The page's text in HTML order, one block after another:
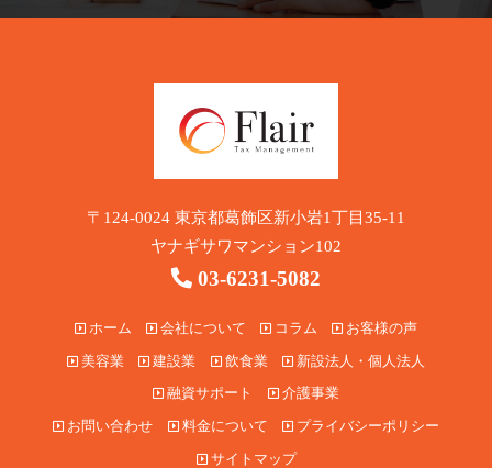
〒124-0024 東京都葛飾区新小岩1丁目35-11
ヤナギサワマンション102
03-6231-5082
ホーム 会社について コラム お客様の声
美容業 建設業 飲食業 新設法人・個人法人
融資サポート 介護事業
お問い合わせ 料金について プライバシーポリシー
サイトマップ